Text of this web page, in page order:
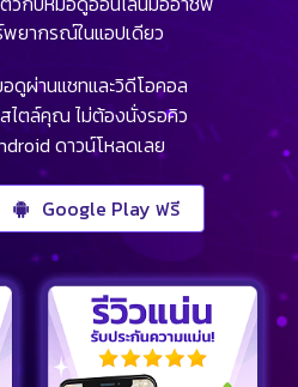
ยากรณ์ในแอปเดียว
ดูผ่านแชทและวิดีโอคอล
ไตล์คุณ ไม่ต้องนั่งรอคิว
ดาวน์โหลดเลย
Google Play ฟรี